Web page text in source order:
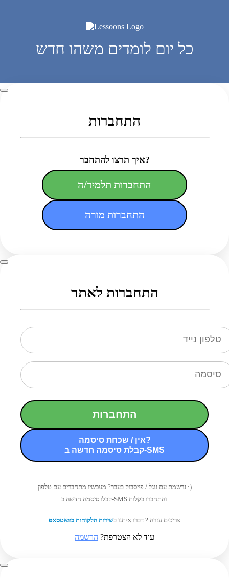
כל יום לומדים משהו חדש
התחברות
איך תרצו להתחבר?
התחברות תלמיד/ה
התחברות מורה
התחברות לאתר
התחברות
אין / שכחת סיסמה?
קבלת סיסמה חדשה ב-SMS
נרשמת עם גוגל / פייסבוק בעבר? מעכשיו מתחברים עם טלפון :)
קבלו סיסמה חדשה ב-SMS והתחברו בקלות.
צריכים עזרה ? דברו איתנו בשירות הלקוחות בוואטסאפ
עוד לא הצטרפת? הרשמה